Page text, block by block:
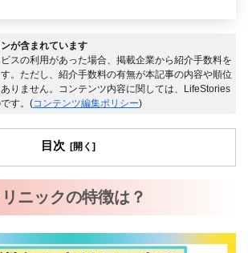
が含まれています
スの利用があった場合、掲載企業から紹介手数料を
。ただし、紹介手数料の有無が本記事の内容や順位
りません。コンテンツ内容に関しては、LifeStories
す。(コンテンツ編集ポリシー)
目次
ニックの特徴は？